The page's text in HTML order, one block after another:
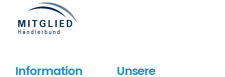
Information
Unsere